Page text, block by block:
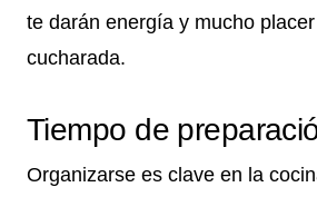
te darán energía y mucho
cucharada.
Tiempo de
Organizarse es clave en la